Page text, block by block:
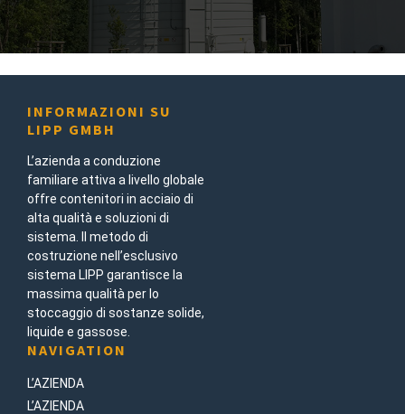
INFORMAZIONI SU
LIPP GMBH
L’azienda a conduzione
familiare attiva a livello globale
offre contenitori in acciaio di
alta qualità e soluzioni di
sistema. Il metodo di
costruzione nell’esclusivo
sistema LIPP garantisce la
massima qualità per lo
stoccaggio di sostanze solide,
liquide e gassose.
NAVIGATION
L’AZIENDA
L’AZIENDA